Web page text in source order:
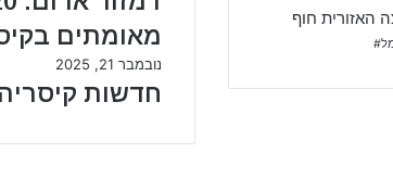
מאומתים
נובמבר 21, 2025
חדשות קיסריה
האזורית חוף